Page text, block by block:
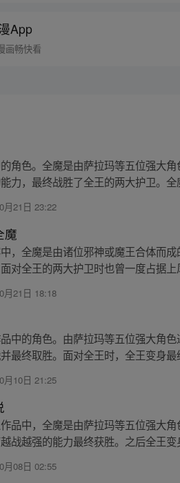
App
画畅快看
角色。全魔是由萨拉玛等五位强大
力，最终战胜了全王的两大护卫。
月21日 23:22
魔
，全魔是由诸位邪神或魔王合体而
对全王的两大护卫时也曾一度占据
月21日 18:18
中的角色。由萨拉玛等五位强大角
最终取胜。面对全王时，全王变身
月10日 21:25
品中，全魔是由萨拉玛等五位强大
战越强的能力最终获胜。之后全王
月08日 02:55